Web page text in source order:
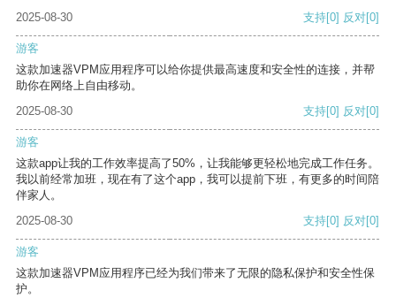
2025-08-30
支持[0] 反对[0]
游客
这款加速器VPM应用程序可以给你提供最高速度和安全性的连接，并帮
助你在网络上自由移动。
2025-08-30
支持[0] 反对[0]
游客
这款app让我的工作效率提高了50%，让我能够更轻松地完成工作任务。
我以前经常加班，现在有了这个app，我可以提前下班，有更多的时间陪
伴家人。
2025-08-30
支持[0] 反对[0]
游客
这款加速器VPM应用程序已经为我们带来了无限的隐私保护和安全性保
护。